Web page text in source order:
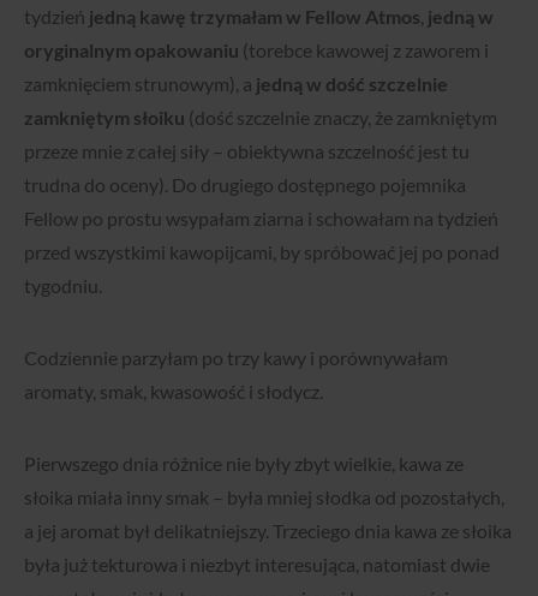
tydzień jedną kawę trzymałam w Fellow Atmos, jedną w
oryginalnym opakowaniu (torebce kawowej z zaworem i
zamknięciem strunowym), a jedną w dość szczelnie
zamkniętym słoiku (dość szczelnie znaczy, że zamkniętym
przeze mnie z całej siły – obiektywna szczelność jest tu
trudna do oceny). Do drugiego dostępnego pojemnika
Fellow po prostu wsypałam ziarna i schowałam na tydzień
przed wszystkimi kawopijcami, by spróbować jej po ponad
tygodniu.
Codziennie parzyłam po trzy kawy i porównywałam
aromaty, smak, kwasowość i słodycz.
Pierwszego dnia różnice nie były zbyt wielkie, kawa ze
słoika miała inny smak – była mniej słodka od pozostałych,
a jej aromat był delikatniejszy. Trzeciego dnia kawa ze słoika
była już tekturowa i niezbyt interesująca, natomiast dwie